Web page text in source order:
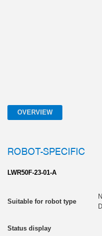
OVERVIEW
ROBOT-SPECIFIC
LWR50F-23-01-A